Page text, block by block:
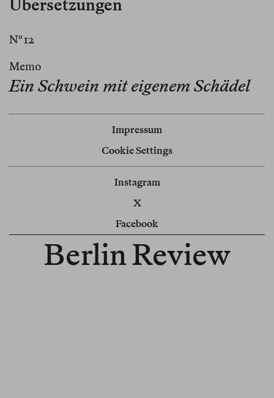
Übersetzungen
Nº 12
Memo
Ein Schwein mit eigenem Schädel
Impressum
Cookie Settings
Instagram
X
Facebook
Berlin Review